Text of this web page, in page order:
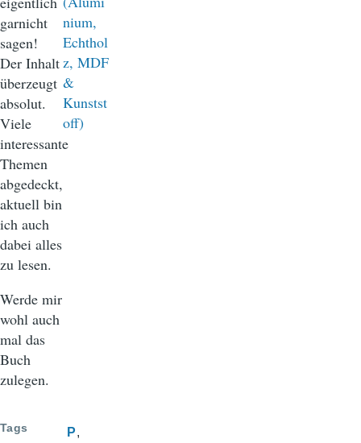
garnicht
sagen!
Der Inhalt
überzeugt
absolut.
Viele
interessante
Themen
abgedeckt,
aktuell bin
ich auch
dabei alles
zu lesen.
Werde mir
wohl auch
mal das
Buch
zulegen.
Tags
P